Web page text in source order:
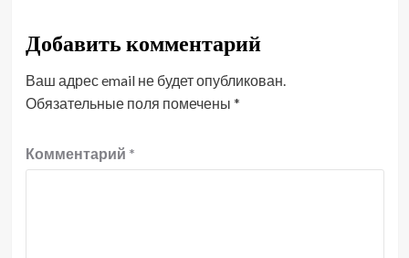
Добавить комментарий
Ваш адрес email не будет опубликован.
Обязательные поля помечены *
Комментарий *